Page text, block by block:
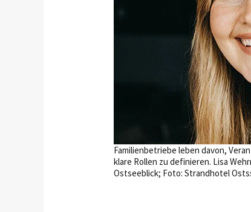
Familienbetriebe leben davon,
klare Rollen zu definieren. Lisa
Ostseeblick; Foto: Strandhotel